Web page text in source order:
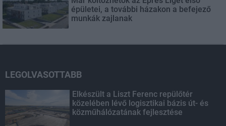
épületei, a további házakon a befejező
munkák zajlanak
LEGOLVASOTTABB
Elkészült a Liszt Ferenc repülőtér
közelében lévő logisztikai bázis út- és
közműhálózatának fejlesztése